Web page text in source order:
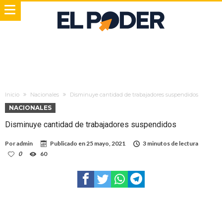
Inicio Nacionales Disminuye cantidad de trabajadores suspendidos
NACIONALES
Disminuye cantidad de trabajadores suspendidos
Poradmin Publicado en25 mayo, 2021
3 minutos de lectura
0
60